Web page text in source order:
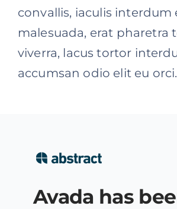
convallis, iaculis interdum
malesuada, erat pharetra
viverra, lacus tortor
accumsan odio elit eu orci.
Avada has